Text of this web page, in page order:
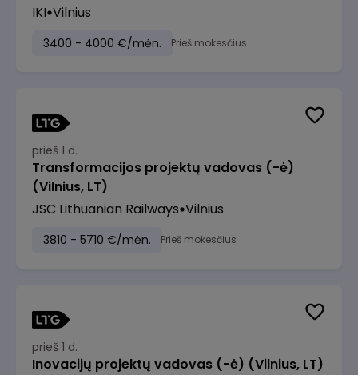
IKI Vilnius
3400 - 4000 €/mėn. Prieš mokesčius
prieš 1 d.
Transformacijos projektų vadovas (-ė)
(Vilnius, LT)
JSC Lithuanian Railways Vilnius
3810 - 5710 €/mėn. Prieš mokesčius
prieš 1 d.
Inovacijų projektų vadovas (-ė) (Vilnius, LT)